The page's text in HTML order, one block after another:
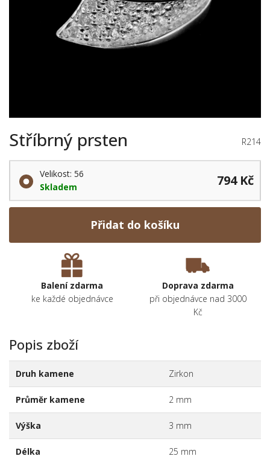
Stříbrný prsten R214
Velikost: 56
Skladem
794 Kč
Přidat do košíku
Balení zdarma
ke každé objednávce
Doprava zdarma
při objednávce nad 3000
Kč
Popis zboží
Druh kamene Zirkon
Průměr kamene 2 mm
Výška 3 mm
Délka 25 mm